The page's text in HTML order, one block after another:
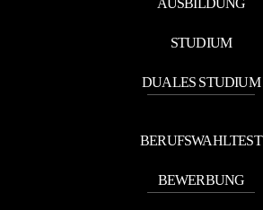
STUDIUM
DUALES STUDIUM
BERUFSWAHLTEST
BEWERBUNG